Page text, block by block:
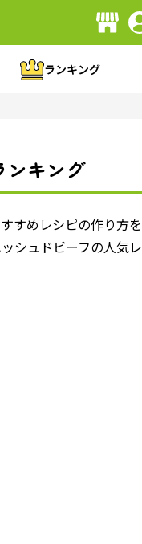
ランキング
ンキング
すめレシピの作り方を
シュドビーフの人気レ